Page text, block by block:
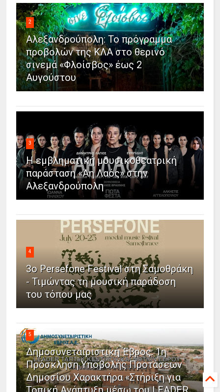
2
Αλεξανδρούπολη: Το πρόγραμμα
προβολών της ΚΛΑ στο θερινό
σινεμά «Φλοίσβος» έως 2
Αυγούστου
3
Η εμβληματική μουσικοθεατρική
παράσταση «Άη Λαός» στην
Αλεξανδρούπολη
4
3ο Persefone Festival στη Σαμοθράκη
- Τιμώντας τη μουσική παράδοση
του τόπου μας
5
Δημοσυνεταιριστική Έβρος: 1η
Πρόσκληση Υποβολής Προτάσεων
Δημοσίου Χαρακτήρα «Στήριξη για